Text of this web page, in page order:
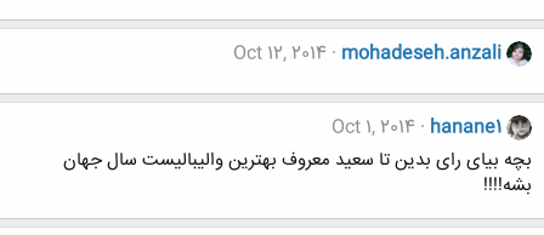
mohadeseh.anzali
Oct 12, 2014
hanane1
Oct 1, 2014
بچه بیای رای بدین تا سعید معروف بهترین والیبالیست سال جهان
بشه!!!!